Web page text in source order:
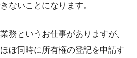
ないことになります。
務というお仕事がありますが、
ぼ同時に所有権の登記を申請す